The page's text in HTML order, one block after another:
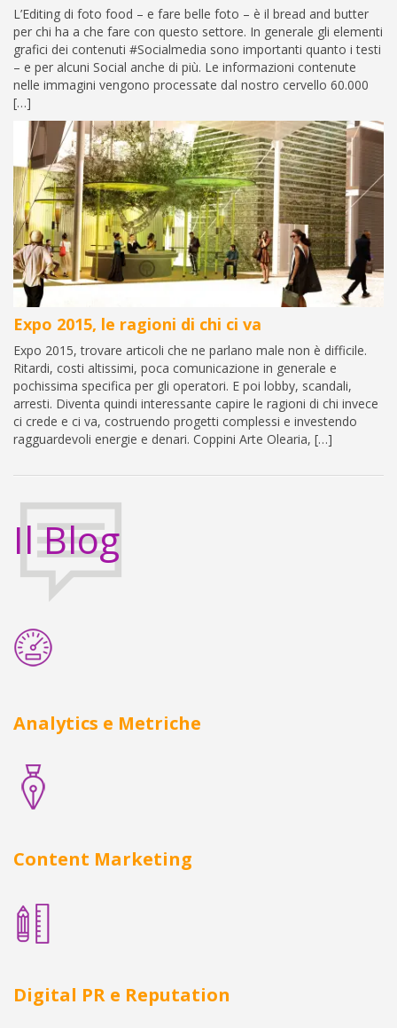
L’Editing di foto food – e fare belle foto – è il bread and butter
per chi ha a che fare con questo settore. In generale gli elementi
grafici dei contenuti #Socialmedia sono importanti quanto i testi
– e per alcuni Social anche di più. Le informazioni contenute
nelle immagini vengono processate dal nostro cervello 60.000
[…]
Expo 2015, le ragioni di chi ci va
Expo 2015, trovare articoli che ne parlano male non è difficile.
Ritardi, costi altissimi, poca comunicazione in generale e
pochissima specifica per gli operatori. E poi lobby, scandali,
arresti. Diventa quindi interessante capire le ragioni di chi invece
ci crede e ci va, costruendo progetti complessi e investendo
ragguardevoli energie e denari. Coppini Arte Olearia, […]
Il Blog
Analytics e Metriche
Content Marketing
Digital PR e Reputation